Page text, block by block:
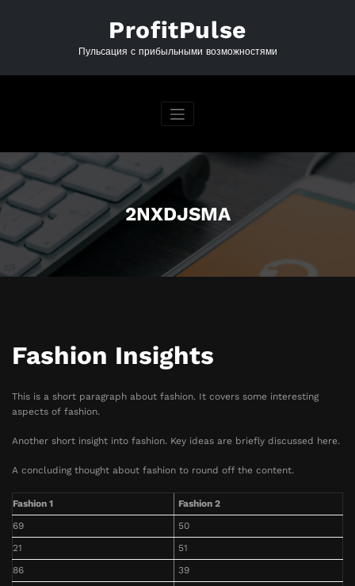
ProfitPulse
Пульсация с прибыльными возможностями
2NXDJSMA
Fashion Insights
This is a short paragraph about fashion. It covers some interesting
aspects of fashion.
Another short insight into fashion. Key ideas are briefly discussed here.
A concluding thought about fashion to round off the content.
Fashion 1
Fashion 2
69
50
21
51
86
39